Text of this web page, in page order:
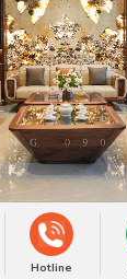
biệt thự gỗ
phố Giao Lưu
Hotline